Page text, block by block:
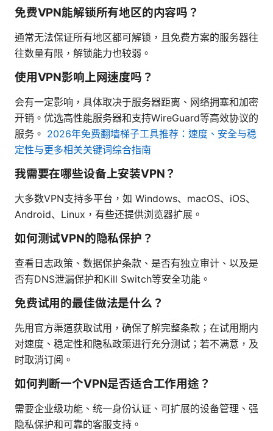
免费VPN能解锁所有地区的内容吗？
通常无法保证所有地区都可解锁，且免费方案的服务器往
往数量有限，解锁能力也较弱。
使用VPN影响上网速度吗？
会有一定影响，具体取决于服务器距离、网络拥塞和加密
开销。优选高性能服务器和支持WireGuard等高效协议的
服务。 2026年免费翻墙梯子工具推荐：速度、安全与稳
定性与更多相关关键词综合指南
我需要在哪些设备上安装VPN？
大多数VPN支持多平台，如 Windows、macOS、iOS、
Android、Linux，有些还提供浏览器扩展。
如何测试VPN的隐私保护？
查看日志政策、数据保护条款、是否有独立审计、以及是
否有DNS泄漏保护和Kill Switch等安全功能。
免费试用的最佳做法是什么？
先用官方渠道获取试用，确保了解完整条款；在试用期内
对速度、稳定性和隐私政策进行充分测试；若不满意，及
时取消订阅。
如何判断一个VPN是否适合工作用途？
需要企业级功能、统一身份认证、可扩展的设备管理、强
隐私保护和可靠的客服支持。